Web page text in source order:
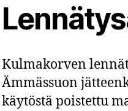
Kulmakorven
Ämmässuon
käytöstä poistettu